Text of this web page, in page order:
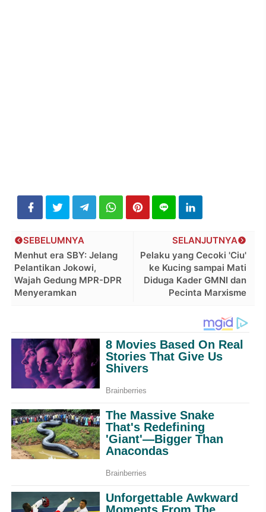
SELANJUTNYA
Pelaku yang Cecoki 'Ciu'
ke Kucing sampai Mati
Diduga Kader GMNI dan
Pecinta Marxisme
SEBELUMNYA
Menhut era SBY: Jelang
Pelantikan Jokowi,
Wajah Gedung MPR-DPR
Menyeramkan